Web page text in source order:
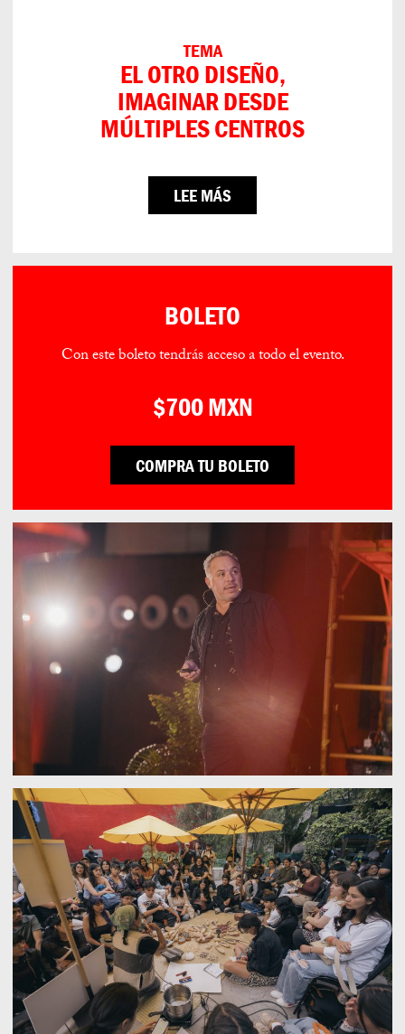
TEMA
EL OTRO DISEÑO,
IMAGINAR DESDE
MÚLTIPLES CENTROS
LEE MÁS
BOLETO
Con este boleto tendrás acceso a todo el evento.
$700 MXN
COMPRA TU BOLETO